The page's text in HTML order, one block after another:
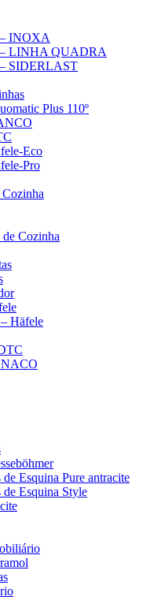
– INOXA
– LINHA QUADRA
– SIDERLAST
Plus 110º
Eco
Pro
Cozinha
Häfele
Esquina Pure antracite
Esquina Style